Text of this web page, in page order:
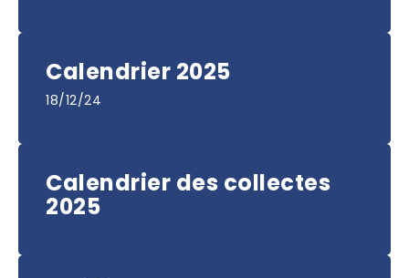
Calendrier 2025
18/12/24
Calendrier des collectes
2025